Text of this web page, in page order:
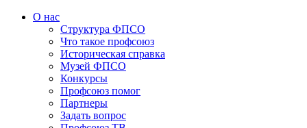
О нас
Структура ФПСО
Что такое профсоюз
Историческая справка
Музей ФПСО
Конкурсы
Профсоюз помог
Партнеры
Задать вопрос